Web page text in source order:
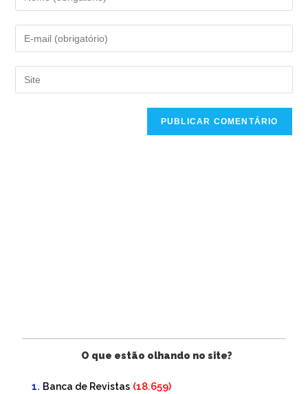
O que estão olhando no site?
Banca de Revistas (18.659)